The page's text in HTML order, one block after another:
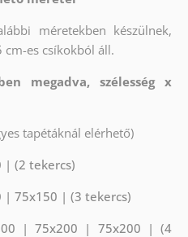
méretekben készülnek,
es csíkokból áll.
megadva, szélesség x
tapétáknál elérhető)
| (2 tekercs)
| 75x150 | (3 tekercs)
| 75x200 | 75x200 | (4